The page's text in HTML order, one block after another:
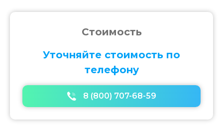
Стоимость
Уточняйте стоимость по
телефону
8 (800) 707-68-59